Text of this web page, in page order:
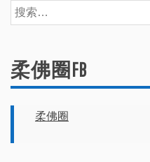
搜
索：
柔佛圈FB
柔佛圈